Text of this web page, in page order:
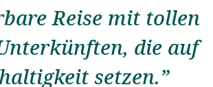
Reise mit tollen
die auf
setzen.”